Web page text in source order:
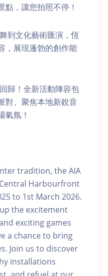
點，讓您拍照不停！
到文化藝術匯演，恆
，展現蓬勃的創作能
歸！全新活動陣容包
對、聚焦本地新銳音
氣氛！
tradition, the AIA
Harbourfront
to 1st March 2026.
the excitement
exciting games
a chance to bring
Join us to discover
installations